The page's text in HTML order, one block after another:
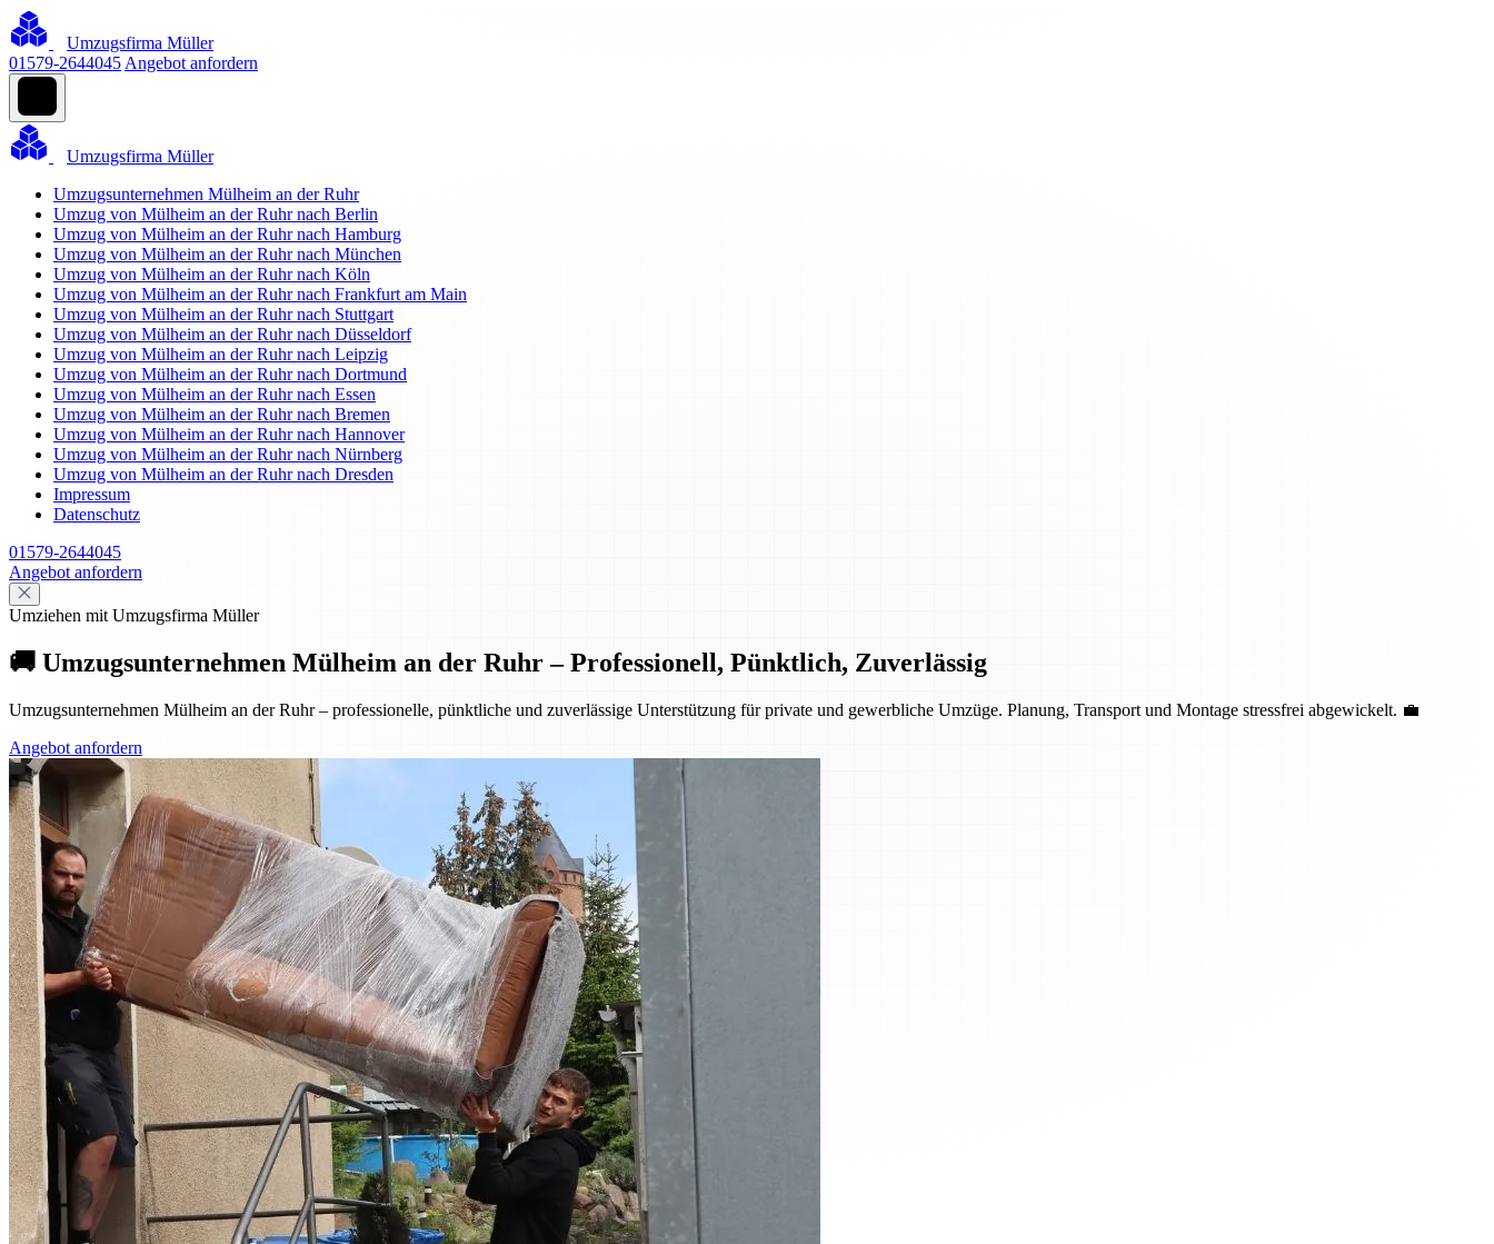
Umzugsfirma Müller
01579-2644045 Angebot anfordern
Umzugsfirma Müller
Umzugsunternehmen Mülheim an der Ruhr
Umzug von Mülheim an der Ruhr nach Berlin
Umzug von Mülheim an der Ruhr nach Hamburg
Umzug von Mülheim an der Ruhr nach München
Umzug von Mülheim an der Ruhr nach Köln
Umzug von Mülheim an der Ruhr nach Frankfurt am Main
Umzug von Mülheim an der Ruhr nach Stuttgart
Umzug von Mülheim an der Ruhr nach Düsseldorf
Umzug von Mülheim an der Ruhr nach Leipzig
Umzug von Mülheim an der Ruhr nach Dortmund
Umzug von Mülheim an der Ruhr nach Essen
Umzug von Mülheim an der Ruhr nach Bremen
Umzug von Mülheim an der Ruhr nach Hannover
Umzug von Mülheim an der Ruhr nach Nürnberg
Umzug von Mülheim an der Ruhr nach Dresden
Impressum
Datenschutz
01579-2644045
Angebot anfordern
Umziehen mit Umzugsfirma Müller
🚚 Umzugsunternehmen Mülheim an der Ruhr – Professionell, Pünktlich, Zuverlässig
Umzugsunternehmen Mülheim an der Ruhr – professionelle, pünktliche und zuverlässige Unterstützung für private und gewerbliche Umzüge. Planung, Transport und Montage stressfrei abgewickelt. 💼
Angebot anfordern